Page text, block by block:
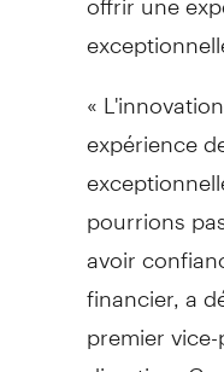
«
expérience
pourrions
avoir
financier, a
premier